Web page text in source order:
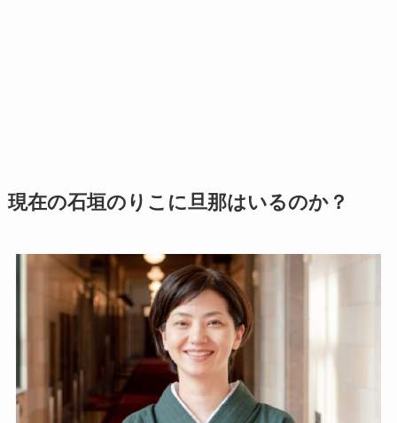
現在の石垣のりこに旦那はいるのか？